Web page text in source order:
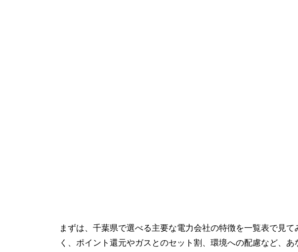
まずは、千葉県で選べる主要な電力会社の特徴を一覧表で見
く、ポイント還元やガスとのセット割、環境への配慮など、